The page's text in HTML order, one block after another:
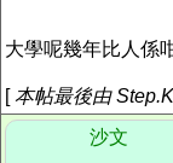
大學呢幾年比人係
[本帖最後由
沙文